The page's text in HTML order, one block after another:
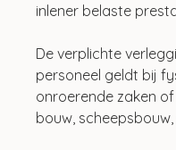
inlener belaste
De verplichte
personeel geldt bij
onroerende zaken
bouw,